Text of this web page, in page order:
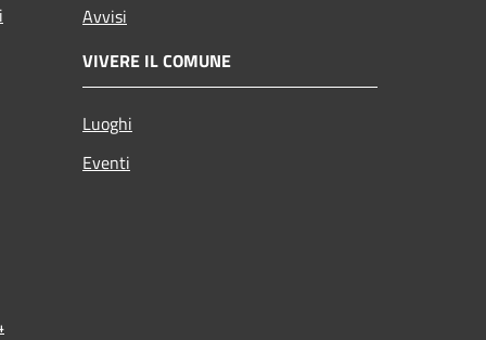
Avvisi
VIVERE IL COMUNE
Luoghi
Eventi